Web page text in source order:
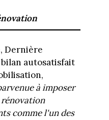
Dernière
autosatisfait
à imposer
comme l'un des